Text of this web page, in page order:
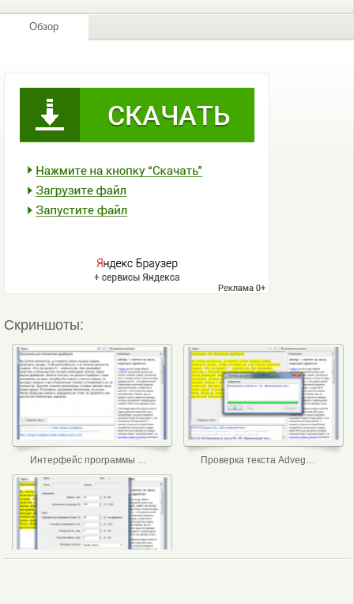
Обзор
Скриншоты:
Интерфейс программы Advego Plagiatus Проверка текста Advego Plagiatus